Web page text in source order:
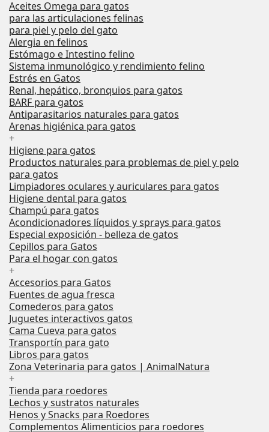
Aceites Omega para gatos
para las articulaciones felinas
para piel y pelo del gato
Alergia en felinos
Estómago e Intestino felino
Sistema inmunológico y rendimiento felino
Estrés en Gatos
Renal, hepático, bronquios para gatos
BARF para gatos
Antiparasitarios naturales para gatos
Arenas higiénica para gatos
+
Higiene para gatos
Productos naturales para problemas de piel y pelo
para gatos
Limpiadores oculares y auriculares para gatos
Higiene dental para gatos
Champú para gatos
Acondicionadores líquidos y sprays para gatos
Especial exposición - belleza de gatos
Cepillos para Gatos
Para el hogar con gatos
+
Accesorios para Gatos
Fuentes de agua fresca
Comederos para gatos
Juguetes interactivos gatos
Cama Cueva para gatos
Transportín para gato
Libros para gatos
Zona Veterinaria para gatos | AnimalNatura
+
Tienda para roedores
Lechos y sustratos naturales
Henos y Snacks para Roedores
Complementos Alimenticios para roedores